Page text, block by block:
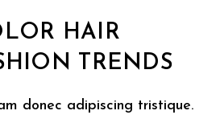
HAIR
TRENDS
donec adipiscing tristique.